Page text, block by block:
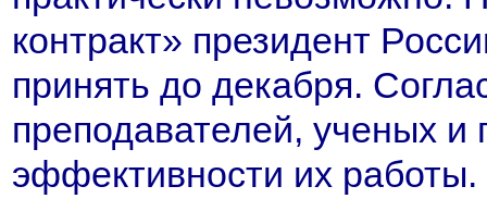
контракт» президент
принять до декабря.
преподавателей, ученых и
эффективности их работы.